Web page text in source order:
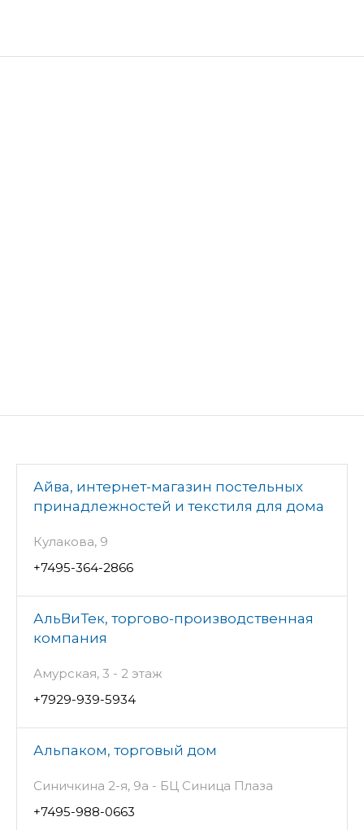
Айва, интернет-магазин постельных
принадлежностей и текстиля для дома
Кулакова, 9
+7495-364-2866
АльВиТек, торгово-производственная
компания
Амурская, 3 - 2 этаж
+7929-939-5934
Альпаком, торговый дом
Синичкина 2-я, 9а - БЦ Синица Плаза
+7495-988-0663